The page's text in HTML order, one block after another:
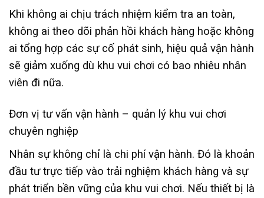
Khi không ai chịu trách nhiệm kiểm tra an toàn,
không ai theo dõi phản hồi khách hàng hoặc không
ai tổng hợp các sự cố phát sinh, hiệu quả vận hành
sẽ giảm xuống dù khu vui chơi có bao nhiêu nhân
viên đi nữa.
Đơn vị tư vấn vận hành – quản lý khu vui chơi
chuyên nghiệp
Nhân sự không chỉ là chi phí vận hành. Đó là khoản
đầu tư trực tiếp vào trải nghiệm khách hàng và sự
phát triển bền vững của khu vui chơi. Nếu thiết bị là